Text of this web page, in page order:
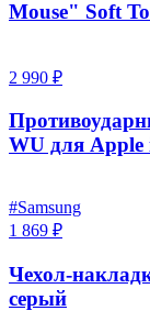
Mouse" Soft
2 990 ₽
WU для Apple
#Samsung
1 869 ₽
Чехол-
серый